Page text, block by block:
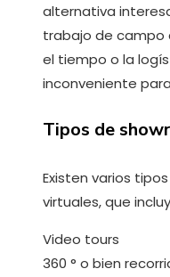
alternativa
trabajo de campo
el tiempo o la
inconveniente
Tipos de
Existen varios
virtuales, que
Video tours
360 ° o bien